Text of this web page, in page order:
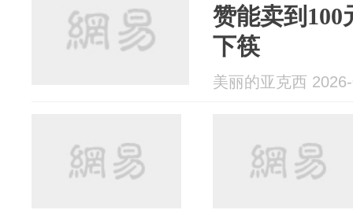
赞能卖到100
下筷
美丽的亚克西